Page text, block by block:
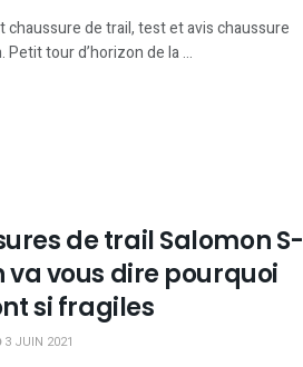
chaussure de trail, test et avis chaussure
Petit tour d’horizon de la ...
de trail Salomon S-
va vous dire pourquoi
si fragiles
3 JUIN 2021